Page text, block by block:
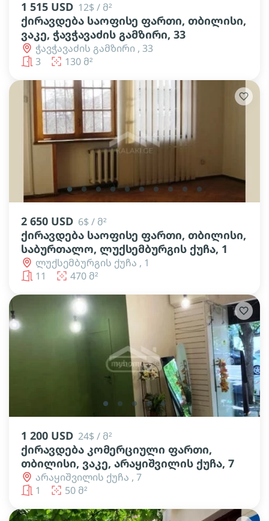
1 515 USD 12$ / მ²
ქირავდება საოფისე ფართი, თბილისი,
ვაკე, ჭავჭავაძის გამზირი, 33
ჭავჭავაძის გამზირი , 33
3
130 მ²
lens lens lens lens lens lens lens lens lens lens
2 650 USD 6$ / მ²
ქირავდება საოფისე ფართი, თბილისი,
საბურთალო, ლუქსემბურგის ქუჩა, 1
ლუქსემბურგის ქუჩა , 1
11
470 მ²
lens lens lens lens lens
1 200 USD 24$ / მ²
ქირავდება კომერციული ფართი,
თბილისი, ვაკე, არაყიშვილის ქუჩა, 7
არაყიშვილის ქუჩა , 7
1
50 მ²